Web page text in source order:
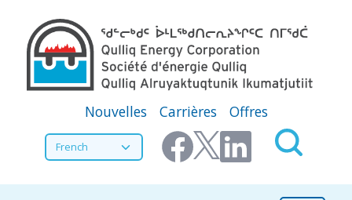
Secondary Menu
Nouvelles Carrières Offres
Select your language